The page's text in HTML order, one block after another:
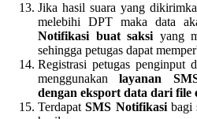
Jika hasil suara yang
melebihi DPT maka data
Notifikasi buat saksi yang
sehingga petugas dapat
Registrasi petugas penginput
menggunakanlayanan
dengan eksport data dari file
TerdapatSMS Notifikasibagi